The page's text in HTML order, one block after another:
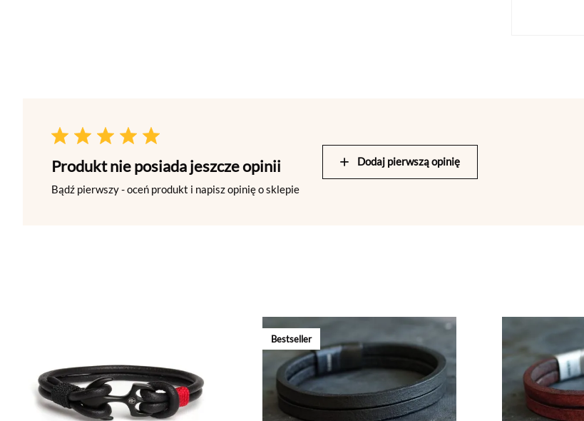
Produkt nie posiada jeszcze opinii
Bądź pierwszy - oceń produkt i napisz opinię o sklepie
Dodaj pierwszą opinię
Bestseller